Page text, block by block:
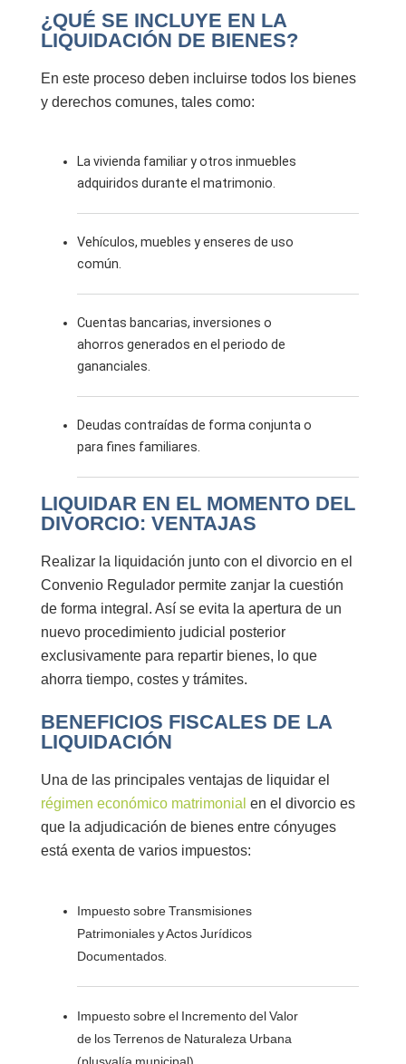
¿QUÉ SE INCLUYE EN LA
LIQUIDACIÓN DE BIENES?
En este proceso deben incluirse todos los bienes
y derechos comunes, tales como:
La vivienda familiar y otros inmuebles
adquiridos durante el matrimonio.
Vehículos, muebles y enseres de uso
común.
Cuentas bancarias, inversiones o
ahorros generados en el periodo de
gananciales.
Deudas contraídas de forma conjunta o
para fines familiares.
LIQUIDAR EN EL MOMENTO DEL
DIVORCIO: VENTAJAS
Realizar la liquidación junto con el divorcio en el
Convenio Reguladorpermite zanjar la cuestión
de forma integral. Así se evita la apertura de un
nuevo procedimiento judicial posterior
exclusivamente para repartir bienes, lo que
ahorra tiempo, costes y trámites.
BENEFICIOS FISCALES DE LA
LIQUIDACIÓN
Una de las principales ventajas de liquidar el
régimen económico matrimonial en el divorcio es
que la adjudicación de bienes entre cónyuges
está exenta de varios impuestos:
Impuesto sobre Transmisiones
Patrimoniales y Actos Jurídicos
Documentados.
Impuesto sobre el Incremento del Valor
de los Terrenos de Naturaleza Urbana
(plusvalía municipal)